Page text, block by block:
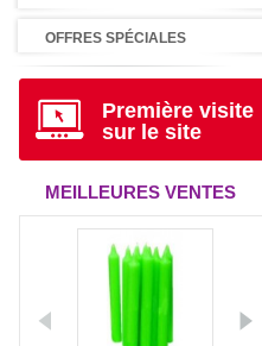
OFFRES SPÉCIALES
Première visite
sur le site
MEILLEURES VENTES